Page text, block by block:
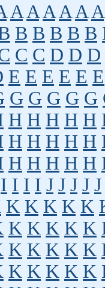
A A A A A A
B B B B B
C C D D D
E E E E E E
G G G G G
H H H H H
H H H H H
H H H H H
I I I I J J J J J
K K K K K
K K K K K
K K K K K
K K K K K